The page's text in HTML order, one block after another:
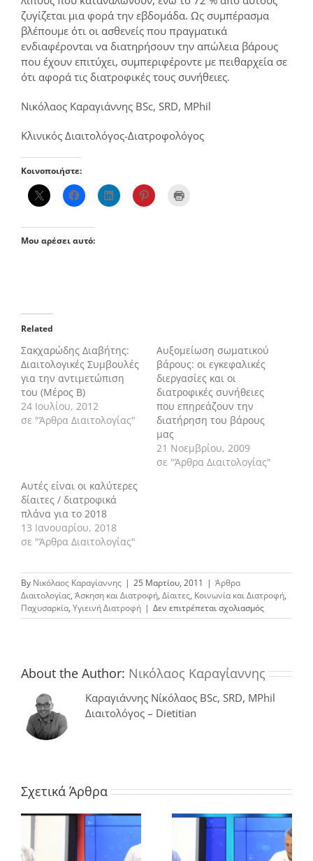
ζυγίζεται μια φορά την εβδομάδα. Ως συμπέρασμα
βλέπουμε ότι οι ασθενείς που πραγματικά
ενδιαφέρονται να διατηρήσουν την απώλεια βάρους
που έχουν επιτύχει, συμπεριφέροντε με πειθαρχεία σε
ότι αφορά τις διατροφικές τους συνήθειες.
Νικόλαος Καραγιάννης BSc, SRD, MPhil
Κλινικός Διαιτολόγος-Διατροφολόγος
Κοινοποιήστε:
Μου αρέσει αυτό:
Related
Σακχαρώδης Διαβήτης:
Διαιτολογικές Συμβουλές
για την αντιμετώπιση
του (Μέρος Β)
24 Ιουλίου, 2012
σε "Άρθρα Διαιτολογίας"
Αυξομείωση σωματικού
βάρους: οι εγκεφαλικές
διεργασίες και οι
διατροφικές συνήθειες
που επηρεάζουν την
διατήρηση του βάρους
μας
21 Νοεμβρίου, 2009
σε "Άρθρα Διαιτολογίας"
Αυτές είναι οι καλύτερες
δίαιτες / διατροφικά
πλάνα για το 2018
13 Ιανουαρίου, 2018
σε "Άρθρα Διαιτολογίας"
By Νικόλαος Καραγίαννης | 25 Μαρτίου, 2011 | Άρθρα
Διαιτολογίας, Άσκηση και Διατροφή, Δίαιτες, Κοινωνία και Διατροφή,
Παχυσαρκία, Υγιεινή Διατροφή | Δεν επιτρέπεται σχολιασμόςστο
Διατήρηση
Το
κλειδί
της
About the Author: Νικόλαος Καραγίαννης
Καραγιάννης Νίκόλαος BSc, SRD, MPhil
Διαιτολόγος – Dietitian
Σχετικά Άρθρα